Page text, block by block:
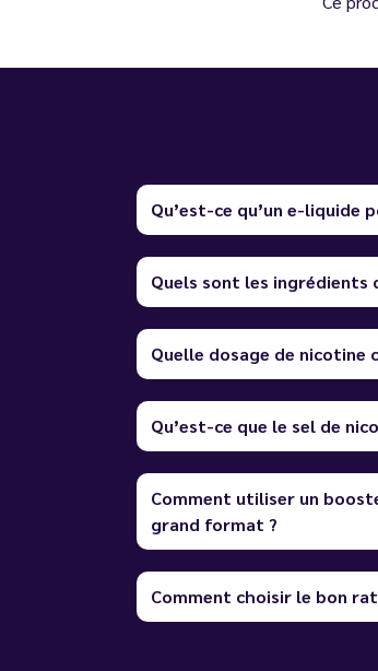
Qu’est-ce qu’un e-
Quels sont les ingrédients
Quelle dosage de nicotine
Qu’est-ce que le sel de
Comment utiliser un
grand format ?
Comment choisir le bon